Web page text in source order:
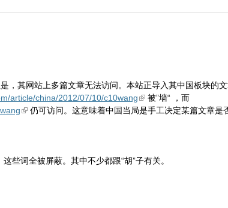
，其网站上多篇文章无法访问。本站正导入其中国板块的
article/china/2012/07/10/c10wang
被”墙“ ，而
仍可访问。这意味着中国当局是手工决定某篇文章是
些词全被屏蔽。其中不少都跟“胡”子有关。